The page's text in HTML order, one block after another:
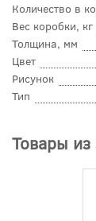
Количество в
Вес коробки, кг
Толщина, мм
Цвет
Рисунок
Тип
Товары из